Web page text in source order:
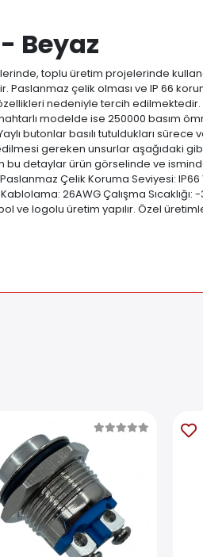
Beyaz
toplu üretim projelerinde
çelik olması ve IP 66
nedeniyle tercih
modelde ise 250000 basım
butonlar basılı tutuldukları sürece
gereken unsurlar aşağıdaki
bu detaylar ürün görselinde ve
Çelik Koruma Seviyesi: IP66
26AWG Çalışma Sıcaklığı:
ve logolu üretim yapılır. Özel